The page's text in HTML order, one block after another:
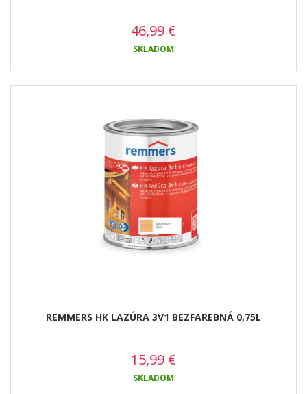
46,99 €
SKLADOM
REMMERS HK LAZÚRA 3V1 BEZFAREBNÁ 0,75L
15,99 €
SKLADOM